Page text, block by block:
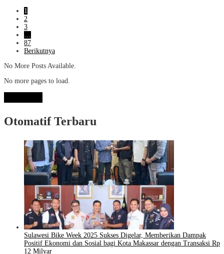
1
2
3
…
87
Berikutnya
No More Posts Available.
No more pages to load.
Otomatif Terbaru
Sulawesi Bike Week 2025 Sukses Digelar, Memberikan Dampak
Positif Ekonomi dan Sosial bagi Kota Makassar dengan Transaksi Rp
12 Milyar